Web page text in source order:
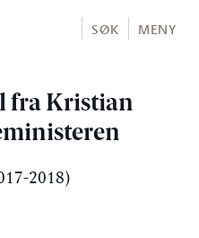
SØK MENY
fra Kristian
2018)